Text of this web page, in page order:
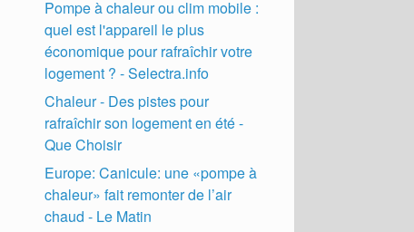
Pompe à chaleur ou clim mobile :
quel est l'appareil le plus
économique pour rafraîchir votre
logement ? - Selectra.info
Chaleur - Des pistes pour
rafraîchir son logement en été -
Que Choisir
Europe: Canicule: une «pompe à
chaleur» fait remonter de l’air
chaud - Le Matin